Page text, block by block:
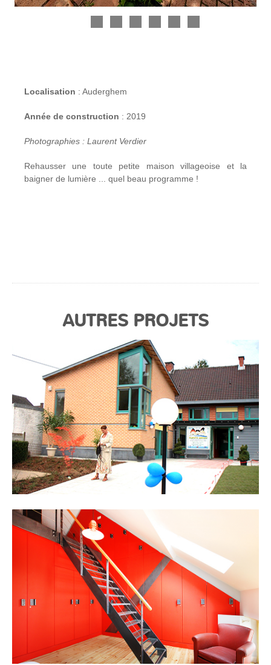
Localisation : Auderghem
Année de construction : 2019
Photographies : Laurent Verdier
Rehausser une toute petite maison villageoise et la
baigner de lumière ... quel beau programme !
AUTRES PROJETS